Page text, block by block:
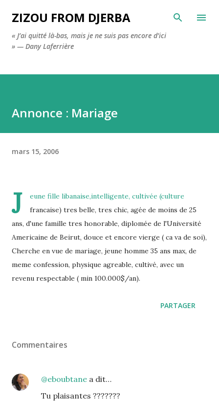
Accéder au contenu principal
ZIZOU FROM DJERBA
« J’ai quitté là-bas, mais je ne suis pas encore d’ici
» — Dany Laferrière
Annonce : Mariage
mars 15, 2006
J
eune fille libanaise,intelligente, cultivée (culture
francaise) tres belle, tres chic, agée de moins de 25
ans, d'une famille tres honorable, diplomée de l'Université
Americaine de Beirut, douce et encore vierge ( ca va de soi),
Cherche en vue de mariage, jeune homme 35 ans max, de
meme confession, physique agreable, cultivé, avec un
revenu respectable ( min 100.000$/an).
PARTAGER
Commentaires
@eboubtane a dit…
Tu plaisantes ???????